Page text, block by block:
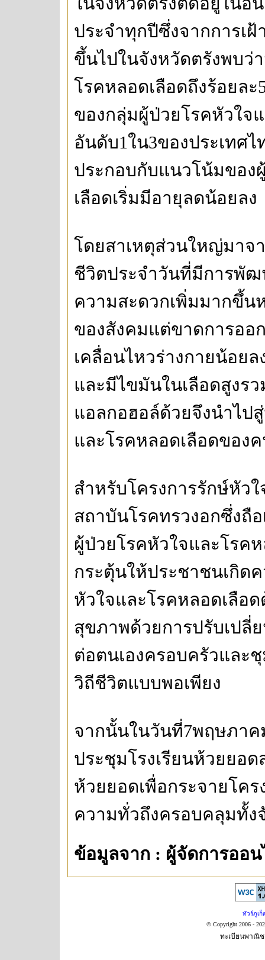
ประจำทุกปีซึ่งจากการเ
ขึ้นไปในจังหวัดตรังพบว่
โรคหลอดเลือดถึงร้อยล
ของกลุ่มผู้ป่วยโรคหัวใจ
อันดับ1ใน3ของประเทศ
ประกอบกับแนวโน้มของ
เลือดเริ่มมีอายุลดน้อยลง
โดยสาเหตุส่วนใหญ่มาจ
ชีวิตประจำวันที่มีการพั
ความสะดวกเพิ่มมากขึ้น
ของสังคมแต่ขาดการออ
เคลื่อนไหวร่างกายน้อย
และมีไขมันในเลือดสูงร
แอลกอฮอล์ด้วยจึงนำไป
และโรคหลอดเลือดของ
สำหรับโครงการรักษ์หัว
สถาบันโรคทรวงอกซึ่งถื
ผู้ป่วยโรคหัวใจและโรค
กระตุ้นให้ประชาชนเกิด
หัวใจและโรคหลอดเลือ
สุขภาพด้วยการปรับเปลี่
ต่อตนเองครอบครัวและ
วิถีชีวิตแบบพอเพียง
จากนั้นในวันที่7พฤษภาค
ประชุมโรงเรียนห้วยยอ
ห้วยยอดเพื่อกระจายโค
ความทั่วถึงครอบคลุมทั้ง
ข้อมูลจาก : ผู้จัดการออน
ทัวร์ภูเก็
© Copyright 2006 -
ทะเบียนพาณิช